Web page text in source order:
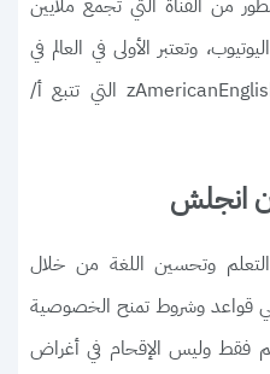
وتعتبر الأولى في العالم في
جانب تدريس اللغة الإنجليزية zAmericanEnglish التي تتبع أ/
انجلش
وتحسين اللغة من خلال
قواعد وشروط تمنح الخصوصية
فقط وليس الإقحام في أغراض